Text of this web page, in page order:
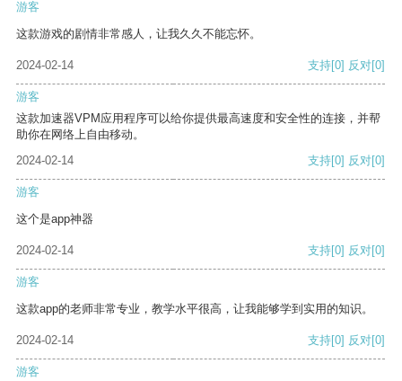
游客
这款游戏的剧情非常感人，让我久久不能忘怀。
2024-02-14 支持[0] 反对[0]
游客
这款加速器VPM应用程序可以给你提供最高速度和安全性的连接，并帮
助你在网络上自由移动。
2024-02-14
支持[0] 反对[0]
游客
这个是app神器
2024-02-14 支持[0] 反对[0]
游客
这款app的老师非常专业，教学水平很高，让我能够学到实用的知识。
2024-02-14 支持[0] 反对[0]
游客